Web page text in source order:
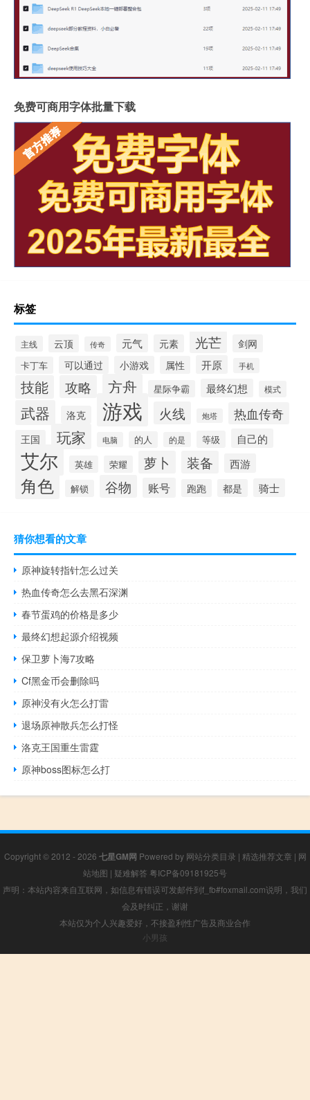
免费可商用字体批量下载
标签
主线 云顶 传奇 元气 元素 光芒 剑网
卡丁车 可以通过 小游戏 属性 开原 手机
技能 攻略 方舟 星际争霸 最终幻想 模式
武器 洛克 游戏 火线 炮塔 热血传奇
王国 玩家 电脑 的人 的是 等级 自己的
艾尔 英雄 荣耀 萝卜 装备 西游
角色 解锁 谷物 账号 跑跑 都是 骑士
猜你想看的文章
原神旋转指针怎么过关
热血传奇怎么去黑石深渊
春节蛋鸡的价格是多少
最终幻想起源介绍视频
保卫萝卜海7攻略
Cf黑金币会删除吗
原神没有火怎么打雷
退场原神散兵怎么打怪
洛克王国重生雷霆
原神boss图标怎么打
Copyright © 2012 - 2026 七星GM网 Powered by 网站分类目录 | 精选推荐文章 | 网
站地图 | 疑难解答 粤ICP备09181925号
声明：本站内容来自互联网，如信息有错误可发邮件到f_fb#foxmail.com说明，我们
会及时纠正，谢谢
本站仅为个人兴趣爱好，不接盈利性广告及商业合作
小男孩